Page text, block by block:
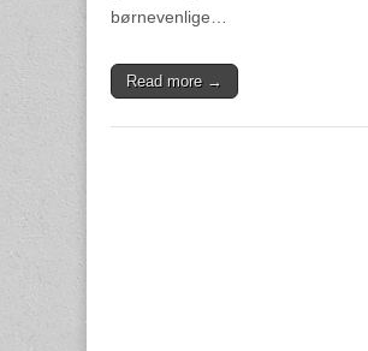
børnevenlige…
Read more →